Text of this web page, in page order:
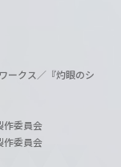
ークス／『灼眼のシ
作委員会
作委員会